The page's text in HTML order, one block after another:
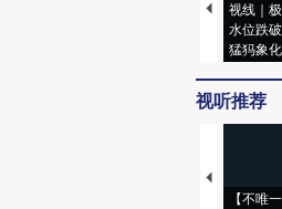
视线｜
水位跌
猛犸象
视听推荐
【不唯